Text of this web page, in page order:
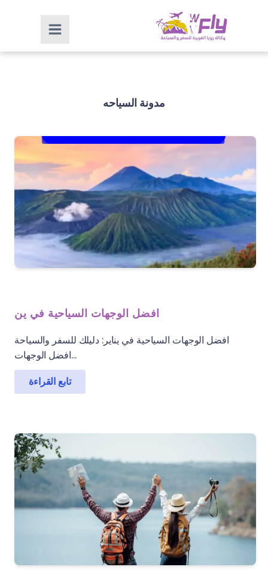
مدونة السياحه
افضل الوجهات السياحية في ين
افضل الوجهات السياحية في يناير: دليلك للسفر والسياحة
افضل الوجهات...
تابع القراءة